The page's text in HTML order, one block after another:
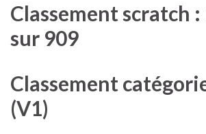
Classement scratch
sur 909
Classement
(V1)